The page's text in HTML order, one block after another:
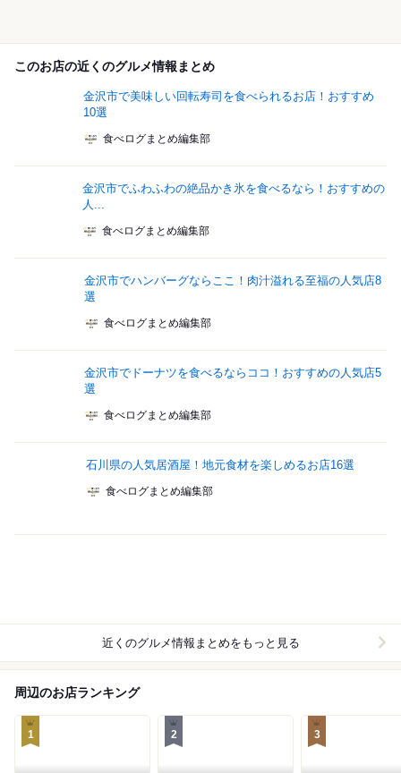
このお店の近くのグルメ情報まとめ
金沢市で美味しい回転寿司を食べられるお店！おすすめ
10選
食べログまとめ編集部
金沢市でふわふわの絶品かき氷を食べるなら！おすすめの
人...
食べログまとめ編集部
金沢市でハンバーグならここ！肉汁溢れる至福の人気店8
選
食べログまとめ編集部
金沢市でドーナツを食べるならココ！おすすめの人気店5
選
食べログまとめ編集部
石川県の人気居酒屋！地元食材を楽しめるお店16選
食べログまとめ編集部
近くのグルメ情報まとめをもっと見る
周辺のお店ランキング
1 2 3